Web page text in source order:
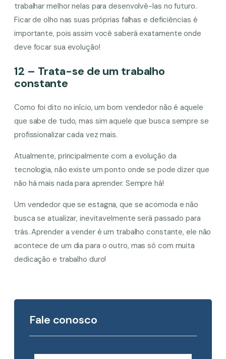
trabalhar melhor nelas para desenvolvê-las no futuro.
Ficar de olho nas suas próprias falhas e deficiências é
importante, pois assim você saberá exatamente onde
deve focar sua evolução!
12 – Trata-se de um trabalho
constante
Como foi dito no início, um bom vendedor não é aquele
que sabe de tudo, mas sim aquele que busca sempre se
profissionalizar cada vez mais.
Atualmente, principalmente com a evolução da
tecnologia, não existe um ponto onde se pode dizer que
não há mais nada para aprender. Sempre há!
Um vendedor que se estagna, que se acomoda e não
busca se atualizar, inevitavelmente será passado para
trás. Aprender a vender é um trabalho constante, ele não
acontece de um dia para o outro, mas só com muita
dedicação e trabalho duro!
Fale conosco